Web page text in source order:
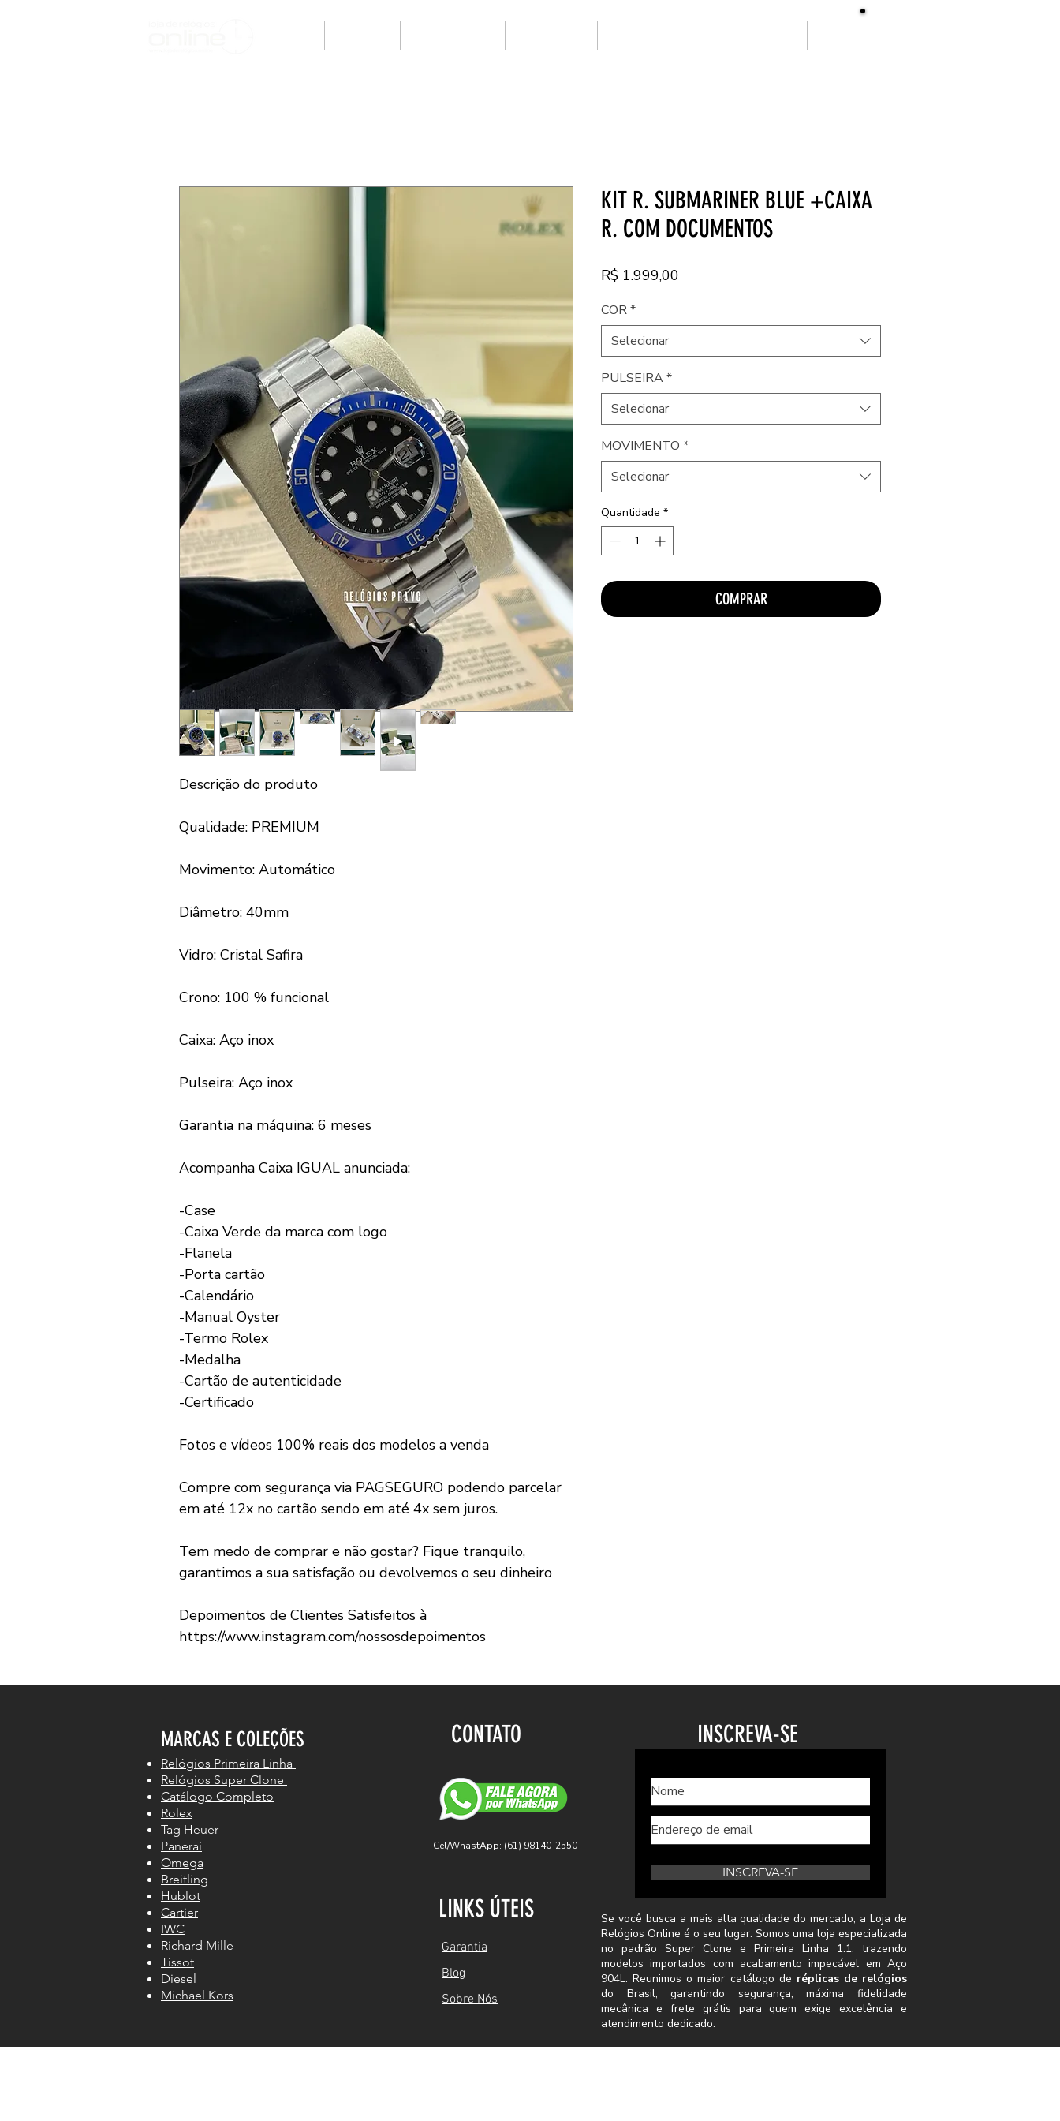
Descrição do produto
Qualidade: PREMIUM
Movimento: Automático
Diâmetro: 40mm
Vidro: Cristal Safira
Crono: 100 % funcional
Caixa: Aço inox
Pulseira: Aço inox
Garantia na máquina: 6 meses
Acompanha Caixa IGUAL anunciada:
-Case
-Caixa Verde da marca com logo
-Flanela
-Porta cartão
-Calendário
-Manual Oyster
-Termo Rolex
-Medalha
-Cartão de autenticidade
-Certificado
Fotos e vídeos 100% reais dos modelos a venda
Compre com segurança via PAGSEGURO podendo parcelar
em até 12x no cartão sendo em até 4x sem juros.
Tem medo de comprar e não gostar? Fique tranquilo,
garantimos a sua satisfação ou devolvemos o seu dinheiro
Depoimentos de Clientes Satisfeitos à
https://www.instagram.com/nossosdepoimentos
KIT R. SUBMARINER BLUE +CAIXA
R. COM DOCUMENTOS
R$ 1.999,00
COR*
Selecionar
PULSEIRA*
Selecionar
MOVIMENTO *
Selecionar
Quantidade *
COMPRAR
MARCAS E COLEÇÕES
Relógios Primeira Linha
Relógios Super Clone
Catálogo Completo
Rolex
Tag Heuer
Panerai
Omega
Breitling
Hublot
Cartier
IWC
Richard Mille
Tissot
Diesel
Michael Kors
CONTATO
Cel/WhastApp: (61) 98140-2550
LINKS ÚTEIS
Garantia
Blog
Sobre Nós
INSCREVA-SE
INSCREVA-SE
Se você busca a mais alta qualidade do mercado, a Loja de
Relógios Online é o seu lugar. Somos uma loja especializada
no padrão Super Clone e Primeira Linha 1:1, trazendo
modelos importados com acabamento impecável em Aço
904L. Reunimos o maior catálogo de réplicas de relógios
do Brasil, garantindo segurança, máxima fidelidade
mecânica e frete grátis para quem exige excelência e
atendimento dedicado.